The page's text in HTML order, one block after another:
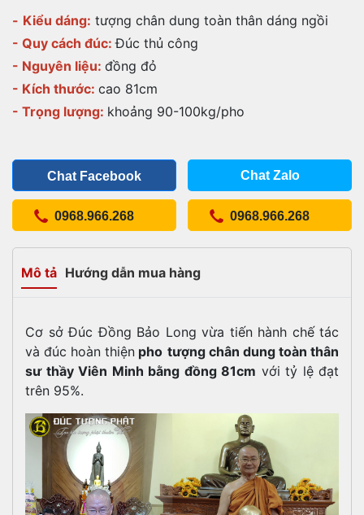
- Kiểu dáng: tượng chân dung toàn thân dáng ngồi
- Quy cách đúc: Đúc thủ công
- Nguyên liệu: đồng đỏ
- Kích thước: cao 81cm
- Trọng lượng: khoảng 90-100kg/pho
Chat Facebook Chat Zalo
0968.966.268 0968.966.268
Mô tả Hướng dẫn mua hàng
Cơ sở Đúc Đồng Bảo Long vừa tiến hành chế tác
và đúc hoàn thiện pho tượng chân dung toàn thân
sư thầy Viên Minh bằng đồng 81cm với tỷ lệ đạt
trên 95%.